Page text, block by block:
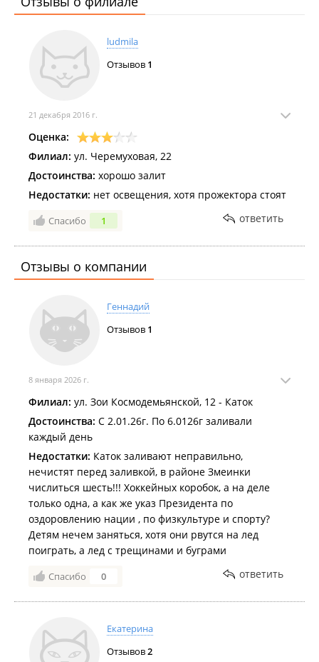
Тёплый декабрь мешает заливать катки во Владивостоке
зимой для жителей и гостей Владивостока
ludmila
Отзывов 1
21 декабря 2016 г.
Оценка:
Филиал: ул. Черемуховая, 22
Достоинства: хорошо залит
Недостатки: нет освещения, хотя прожектора стоят
Спасибо 1 ответить
Отзывы о компании
Геннадий
Отзывов 1
8 января 2026 г.
Филиал: ул. Зои Космодемьянской, 12 - Каток
Достоинства: С 2.01.26г. По 6.0126г заливали
каждый день
Недостатки: Каток заливают неправильно,
нечистят перед заливкой, в районе Змеинки
числиться шесть!!! Хоккейных коробок, а на деле
только одна, а как же указ Президента по
оздоровлению нации , по физкультуре и спорту?
Детям нечем заняться, хотя они рвутся на лед
поиграть, а лед с трещинами и буграми
Спасибо 0 ответить
Екатерина
Отзывов2